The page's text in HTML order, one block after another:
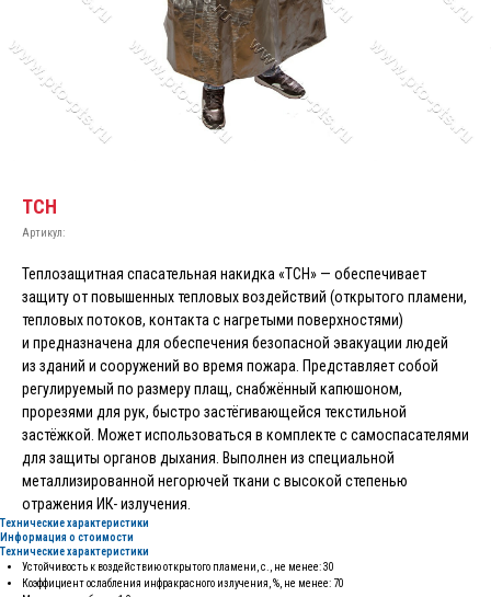
ТСН
Артикул:
Теплозащитная спасательная накидка «ТСН» — обеспечивает
защиту от повышенных тепловых воздействий (открытого пламени,
тепловых потоков, контакта с нагретыми поверхностями)
и предназначена для обеспечения безопасной эвакуации людей
из зданий и сооружений во время пожара. Представляет собой
регулируемый по размеру плащ, снабжённый капюшоном,
прорезями для рук, быстро застёгивающейся текстильной
застёжкой. Может использоваться в комплекте с самоспасателями
для защиты органов дыхания. Выполнен из специальной
металлизированной негорючей ткани с высокой степенью
отражения ИК- излучения.
Технические характеристики
Информация о стоимости
Технические характеристики
Устойчивость к воздействию открытого пламени, с., не менее: 30
Коэффициент ослабления инфракрасного излучения, %, не менее: 70